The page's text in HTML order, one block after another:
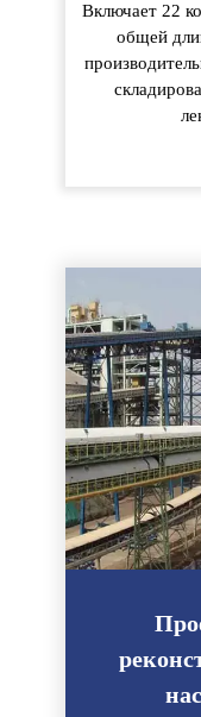
Включает 22
общей